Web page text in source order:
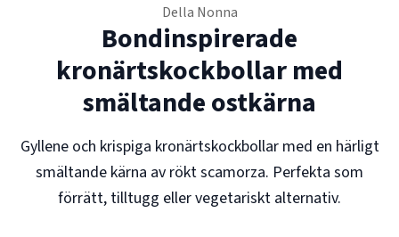
Della Nonna
Bondinspirerade
kronärtskockbollar med
smältande ostkärna
Gyllene och krispiga kronärtskockbollar med en härligt
smältande kärna av rökt scamorza. Perfekta som
förrätt, tilltugg eller vegetariskt alternativ.